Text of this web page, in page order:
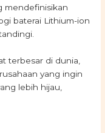
mendefinisikan
baterai Lithium-ion
terbesar di dunia,
yang ingin
lebih hijau,